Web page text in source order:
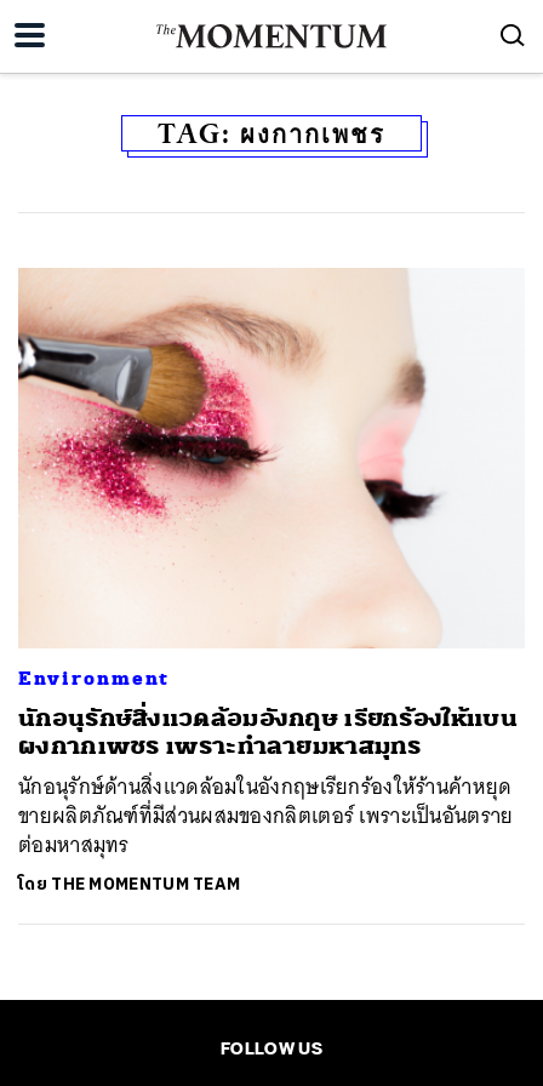
TAG: ผงกากเพชร
Environment
นักอนุรักษ์สิ่งแวดล้อมอังกฤษ เรียกร้องให้แบน
ผงกากเพชร เพราะทำลายมหาสมุทร
นักอนุรักษ์ด้านสิ่งแวดล้อมในอังกฤษเรียกร้องให้ร้านค้าหยุด
ขายผลิตภัณฑ์ที่มีส่วนผสมของกลิตเตอร์ เพราะเป็นอันตราย
ต่อมหาสมุทร
โดย THE MOMENTUM TEAM
FOLLOW US
TWEET